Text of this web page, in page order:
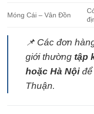
Móng Cái – Vân Đồn
📌 Các đơn
giới thường tập
hoặc Hà Nộiđể
Thuận.